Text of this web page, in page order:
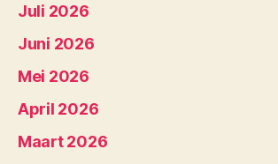
Juli 2026
Juni 2026
Mei 2026
April 2026
Maart 2026